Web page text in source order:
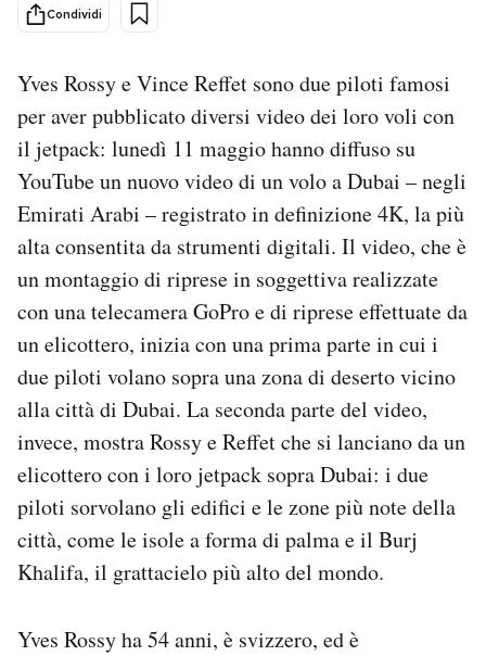
Scienza
Economia
Sport
Altrecose
Mondiali calcio 2026
PODCAST
NEWSLETTER
I MIEI PREFERITI
CALENDARIO
AREA PERSONALE
Newsletter
Condividi
Yves Rossy e Vince Reffet sono due piloti famosi
per aver pubblicato diversi video dei loro voli con
il jetpack: lunedì 11 maggio hanno diffuso su
YouTube un nuovo video di un volo a Dubai – negli
Emirati Arabi – registrato in definizione 4K, la più
alta consentita da strumenti digitali. Il video, che è
un montaggio di riprese in soggettiva realizzate
con una telecamera GoPro e di riprese effettuate da
un elicottero, inizia con una prima parte in cui i
due piloti volano sopra una zona di deserto vicino
alla città di Dubai. La seconda parte del video,
invece, mostra Rossy e Reffet che si lanciano da un
elicottero con i loro jetpack sopra Dubai: i due
piloti sorvolano gli edifici e le zone più note della
città, come le isole a forma di palma e il Burj
Khalifa, il grattacielo più alto del mondo.
Yves Rossy ha 54 anni, è svizzero, ed è